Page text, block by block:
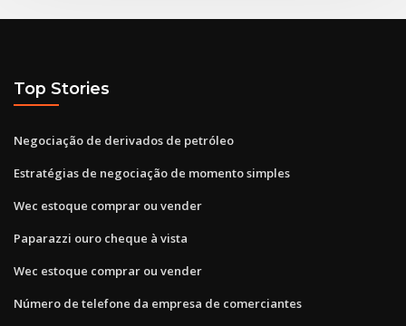
Top Stories
Negociação de derivados de petróleo
Estratégias de negociação de momento simples
Wec estoque comprar ou vender
Paparazzi ouro cheque à vista
Wec estoque comprar ou vender
Número de telefone da empresa de comerciantes